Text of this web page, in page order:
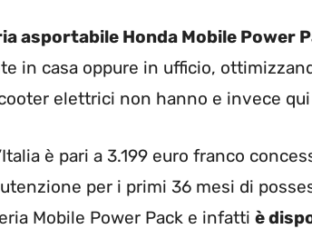
asportabile Honda Mobile Power
in casa oppure in ufficio,
elettrici non hanno e invece
è pari a 3.199 euro franco
per i primi 36 mesi di
Mobile Power Pack e infatti è